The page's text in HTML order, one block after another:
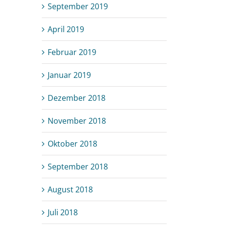
September 2019
April 2019
Februar 2019
Januar 2019
Dezember 2018
November 2018
Oktober 2018
September 2018
August 2018
Juli 2018